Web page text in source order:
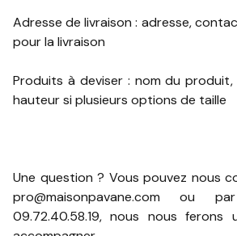
Adresse de livraison : adresse,
pour la livraison
Produits à deviser : nom du
hauteur si plusieurs options de taille
Une question ? Vous pouvez nous
pro@maisonpavane.com ou par
09.72.40.58.19, nous nous ferons